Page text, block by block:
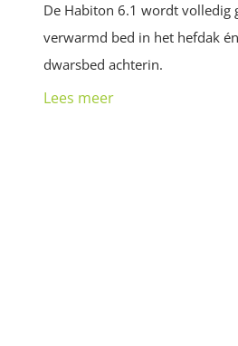
De Habiton 6.1 wordt volledig
verwarmd bed in het hefdak
dwarsbed achterin.
Lees meer